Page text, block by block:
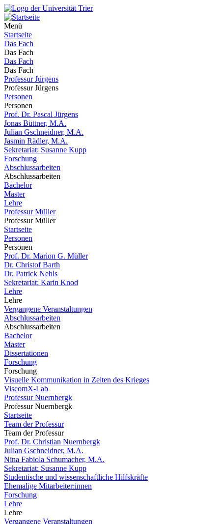
Menü
Startseite
Das Fach
Das Fach
Das Fach
Das Fach
Professur Jürgens
Professur Jürgens
Personen
Personen
Prof. Dr. Pascal Jürgens
Jonas Büttner, M.A.
Julian Gschneidner, M.A.
Jasmin Rädler, M.A.
Sekretariat: Susanne Kupp
Forschung
Abschlussarbeiten
Abschlussarbeiten
Bachelor
Master
Lehre
Professur Müller
Professur Müller
Startseite
Personen
Personen
Prof. Dr. Marion G. Müller
Dr. Christof Barth
Dr. Patrick Nehls
Sekretariat: Karin Knod
Lehre
Lehre
Vergangene Veranstaltungen
Abschlussarbeiten
Abschlussarbeiten
Bachelor
Master
Dissertationen
Forschung
Forschung
Visuelle Kommunikation in Zeiten des Krieges
ViscomX-Lab
Professur Nuernbergk
Professur Nuernbergk
Startseite
Team der Professur
Team der Professur
Prof. Dr. Christian Nuernbergk
Julian Gschneidner, M.A.
Nina Fabiola Schumacher, M.A.
Sekretariat: Susanne Kupp
Studentische und wissenschaftliche Hilfskräfte
Ehemalige Mitarbeiter:innen
Forschung
Lehre
Lehre
Vergangene Veranstaltungen